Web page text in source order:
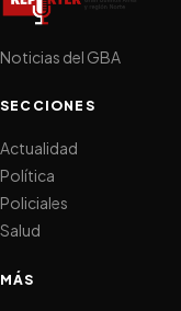
Noticias del GBA
SECCIONES
Actualidad
Política
Policiales
Salud
MÁS